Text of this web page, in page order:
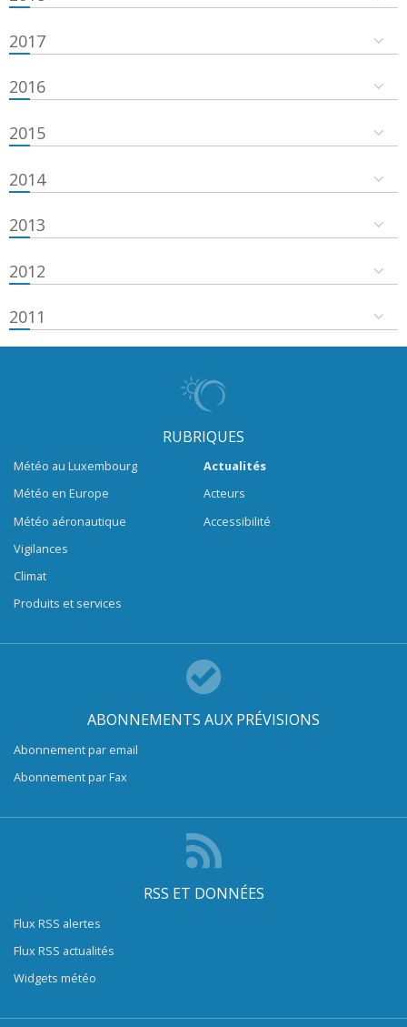
2017
2016
2015
2014
2013
2012
2011
RUBRIQUES
Météo au Luxembourg
Météo en Europe
Météo aéronautique
Vigilances
Climat
Produits et services
Actualités
Acteurs
Accessibilité
ABONNEMENTS AUX PRÉVISIONS
Abonnement par email
Abonnement par Fax
RSS ET DONNÉES
Flux RSS alertes
Flux RSS actualités
Widgets météo